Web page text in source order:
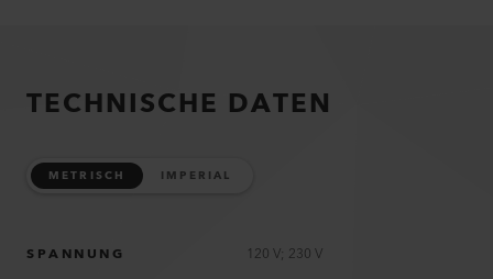
TECHNISCHE DATEN
METRISCH IMPERIAL
SPANNUNG 120 V; 230 V